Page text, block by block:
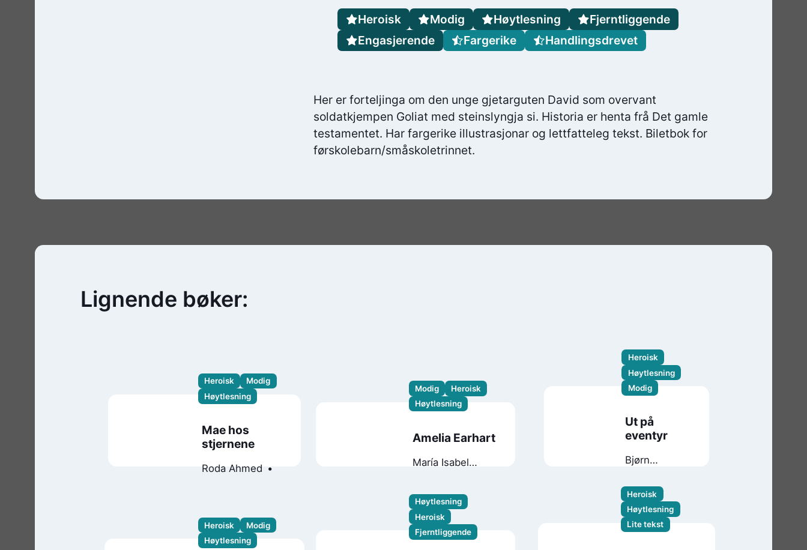
Her er forteljinga om den unge gjetarguten David som overvant
soldatkjempen Goliat med steinslyngja si. Historia er henta frå Det gamle
testamentet. Har fargerike illustrasjonar og lettfatteleg tekst. Biletbok for
førskolebarn/småskoletrinnet.
Heroisk Modig Høytlesning
Fjerntliggende
Engasjerende
Fargerike Handlingsdrevet
Lignende bøker:
Heroisk
Modig
Høytlesning
Mae hos
stjernene
Roda Ahmed
Modig
Heroisk
Høytlesning
Amelia Earhart
María Isabel
Mariadiamantes
Heroisk
Høytlesning
Modig
Ut på
eventyr
Bjørn
Heroisk
Modig
Høytlesning
Høytlesning
Heroisk
Fjerntliggende
Heroisk
Høytlesning
Lite tekst